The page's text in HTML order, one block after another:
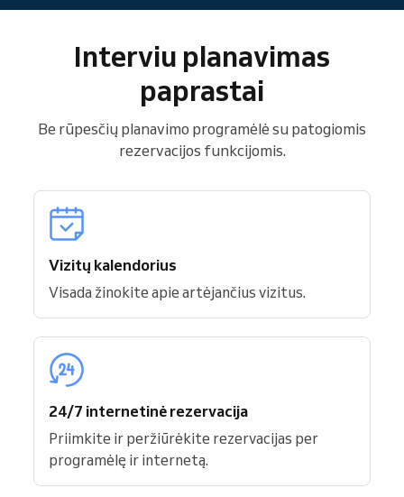
Interviu planavimas
paprastai
Be rūpesčių planavimo programėlė su patogiomis
rezervacijos funkcijomis.
Vizitų kalendorius
Visada žinokite apie artėjančius vizitus.
24/7 internetinė rezervacija
Priimkite ir peržiūrėkite rezervacijas per
programėlę ir internetą.